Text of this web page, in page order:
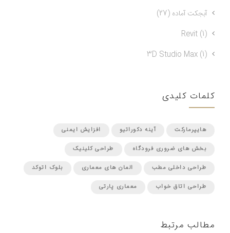
آبجکت آماده (27)
Revit (1)
3D Studio Max (1)
کلمات کلیدی
هایپرمارکت آینه دکوراتیو افزایش ایمنی
بخش های ضروری فرودگاه طراحی کلینیک
طراحی داخلی مطب المان های معماری بلوک اتوکد
طراحی اتاق خواب معماری پارتی
مطالب مرتبط